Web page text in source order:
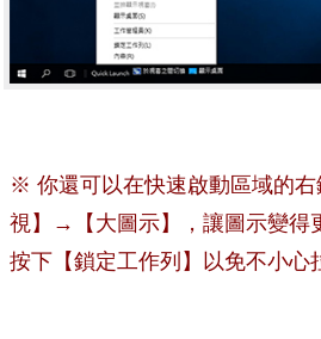
※ 你還可以在快速啟動區域的右
視】→【大圖示】，讓圖示變得
按下【鎖定工作列】以免不小心